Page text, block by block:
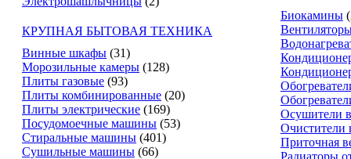
КРУПНАЯ БЫТОВАЯ ТЕХНИКА
Винные шкафы (31)
Морозильные камеры (128)
Плиты газовые (93)
Плиты комбинированные (20)
Плиты электрические (169)
Посудомоечные машины (53)
Стиральные машины (401)
Сушильные машины (66)
Биокамины
Осушители
Очистители
Приточная
Радиаторы